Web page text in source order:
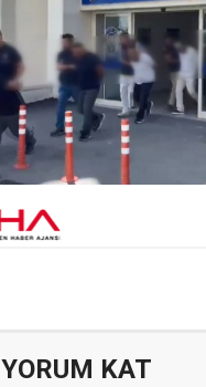
YORUM KAT